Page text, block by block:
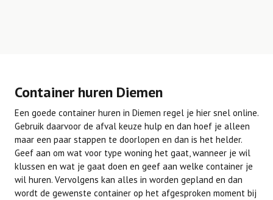
Container huren Diemen
Een goede container huren in Diemen regel je hier snel online.
Gebruik daarvoor de afval keuze hulp en dan hoef je alleen
maar een paar stappen te doorlopen en dan is het helder.
Geef aan om wat voor type woning het gaat, wanneer je wil
klussen en wat je gaat doen en geef aan welke container je
wil huren. Vervolgens kan alles in worden gepland en dan
wordt de gewenste container op het afgesproken moment bij